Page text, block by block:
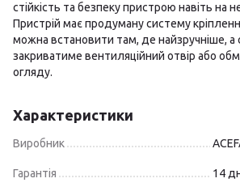
стійкість та безпеку пристрою навіть на
Пристрій має продуману систему
можна встановити там, де найзручніше, а
закриватиме вентиляційний отвір або
огляду.
Характеристики
Виробник
Гарантія 14